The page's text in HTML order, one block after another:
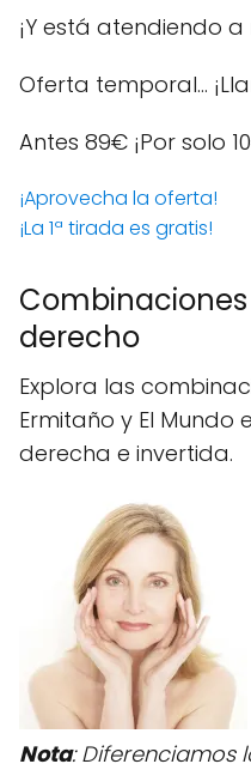
¡Y está atendiendo
Oferta temporal…
Antes 89€ ¡Por solo
¡Aprovecha la oferta!
¡La 1ª tirada es gratis!
derecho
Explora las
Ermitaño y El Mundo
derecha e invertida.
Nota: Diferenciamos